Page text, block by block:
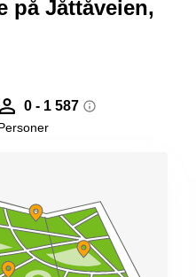
på Jåttåveien,
0 - 1 587